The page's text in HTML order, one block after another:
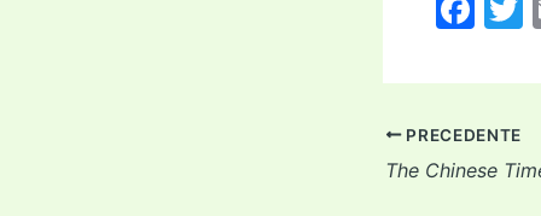
c
e
b
PRECEDENTE
The Chinese